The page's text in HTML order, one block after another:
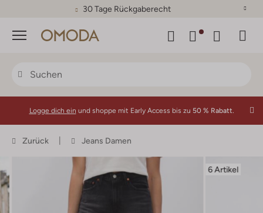
30 Tage Rückgaberecht
Menü
Logge dich ein und shoppe mit Early Access bis zu 50 % Rabatt.
Zurück Jeans Damen
6 Artikel